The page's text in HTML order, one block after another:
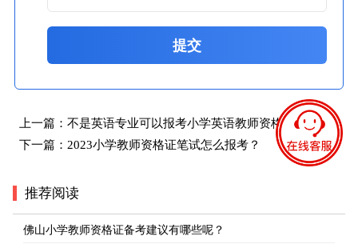
提交
上一篇： 不是英语专业可以报考小学英语教师资格证考试吗？
下一篇： 2023小学教师资格证笔试怎么报考？
推荐阅读
佛山小学教师资格证备考建议有哪些呢？